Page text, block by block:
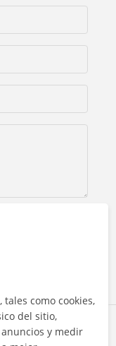
como cookies,
del sitio,
y medir